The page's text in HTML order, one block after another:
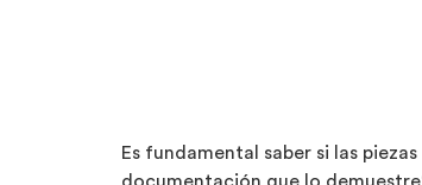
Es fundamental saber si las